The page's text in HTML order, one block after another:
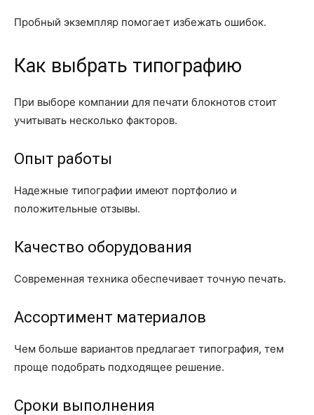
Пробный экземпляр помогает избежать ошибок.
Как выбрать типографию
При выборе компании для печати блокнотов стоит
учитывать несколько факторов.
Опыт работы
Надежные типографии имеют портфолио и
положительные отзывы.
Качество оборудования
Современная техника обеспечивает точную печать.
Ассортимент материалов
Чем больше вариантов предлагает типография, тем
проще подобрать подходящее решение.
Сроки выполнения